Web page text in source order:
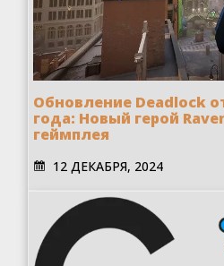
Обновление Deadlock
года: Новый герой
геймплея
12 ДЕКАБРЯ, 2024